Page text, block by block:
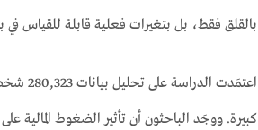
بالقلق فقط، بل بتغيرات فعلية قابلة للقياس في
اعتمَدت
كبيرة. ووجَد الباحثون أن تأثير الضغوط المالية